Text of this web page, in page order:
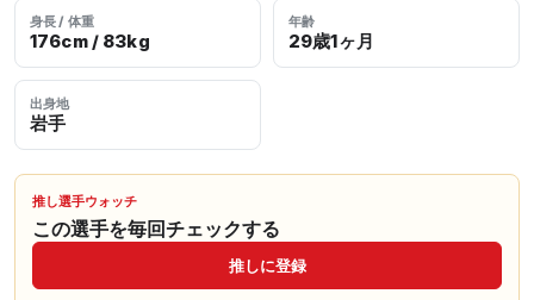
身長 / 体重
176cm / 83kg
年齢
29歳1ヶ月
出身地
岩手
推し選手ウォッチ
この選手を毎回チェックする
推しに登録